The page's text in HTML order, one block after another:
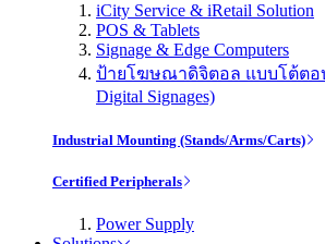
iCity Service & iRetail Solution
POS & Tablets
Signage & Edge Computers
ป้ายโฆษณาดิจิตอล แบบโต้ตอบ
Digital Signages)
Industrial Mounting (Stands/Arms/Carts)
Certified Peripherals
Power Supply